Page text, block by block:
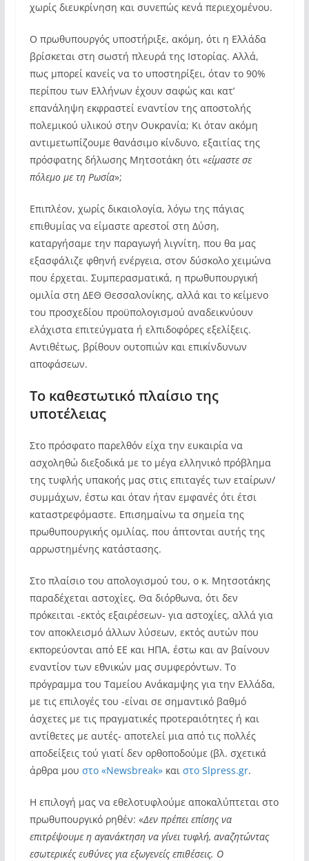
χωρίς διευκρίνηση και συνεπώς κενά περιεχομένου.
Ο πρωθυπουργός υποστήριξε, ακόμη, ότι η Ελλάδα
βρίσκεται στη σωστή πλευρά της Ιστορίας. Αλλά,
πως μπορεί κανείς να το υποστηρίξει, όταν το 90%
περίπου των Ελλήνων έχουν σαφώς και κατ’
επανάληψη εκφραστεί εναντίον της αποστολής
πολεμικού υλικού στην Ουκρανία; Κι όταν ακόμη
αντιμετωπίζουμε θανάσιμο κίνδυνο, εξαιτίας της
πρόσφατης δήλωσης Μητσοτάκη ότι «είμαστε σε
πόλεμο με τη Ρωσία»;
Επιπλέον, χωρίς δικαιολογία, λόγω της πάγιας
επιθυμίας να είμαστε αρεστοί στη Δύση,
καταργήσαμε την παραγωγή λιγνίτη, που θα μας
εξασφάλιζε φθηνή ενέργεια, στον δύσκολο χειμώνα
που έρχεται. Συμπερασματικά, η πρωθυπουργική
ομιλία στη ΔΕΘ Θεσσαλονίκης, αλλά και το κείμενο
του προσχεδίου προϋπολογισμού αναδεικνύουν
ελάχιστα επιτεύγματα ή ελπιδοφόρες εξελίξεις.
Αντιθέτως, βρίθουν ουτοπιών και επικίνδυνων
αποφάσεων.
Το καθεστωτικό πλαίσιο της
υποτέλειας
Στο πρόσφατο παρελθόν είχα την ευκαιρία να
ασχοληθώ διεξοδικά με το μέγα ελληνικό πρόβλημα
της τυφλής υπακοής μας στις επιταγές των εταίρων/
συμμάχων, έστω και όταν ήταν εμφανές ότι έτσι
καταστρεφόμαστε. Επισημαίνω τα σημεία της
πρωθυπουργικής ομιλίας, που άπτονται αυτής της
αρρωστημένης κατάστασης.
Στο πλαίσιο του απολογισμού του, ο κ. Μητσοτάκης
παραδέχεται αστοχίες, Θα διόρθωνα, ότι δεν
πρόκειται -εκτός εξαιρέσεων- για αστοχίες, αλλά για
τον αποκλεισμό άλλων λύσεων, εκτός αυτών που
εκπορεύονται από ΕΕ και ΗΠΑ, έστω και αν βαίνουν
εναντίον των εθνικών μας συμφερόντων. Το
πρόγραμμα του Ταμείου Ανάκαμψης για την Ελλάδα,
με τις επιλογές του -είναι σε σημαντικό βαθμό
άσχετες με τις πραγματικές προτεραιότητες ή και
αντίθετες με αυτές- αποτελεί μια από τις πολλές
αποδείξεις τού γιατί δεν ορθοποδούμε (βλ. σχετικά
άρθρα μου στο «Newsbreak»και στο Slpress.gr.
Η επιλογή μας να εθελοτυφλούμε αποκαλύπτεται στο
πρωθυπουργικό ρηθέν: «Δεν πρέπει επίσης να
επιτρέψουμε η αγανάκτηση να γίνει τυφλή, αναζητώντας
εσωτερικές ευθύνες για εξωγενείς επιθέσεις. Ο